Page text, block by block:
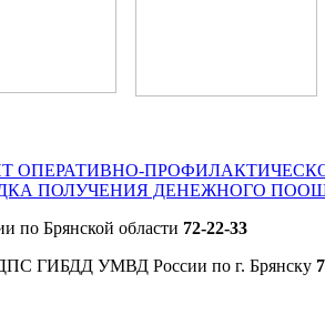
ОПЕРАТИВНО-
ПОЛУЧЕНИЯ ДЕНЕЖНОГО
по Брянской области 72-22-33
ГИБДД УМВД России по г. Брянску